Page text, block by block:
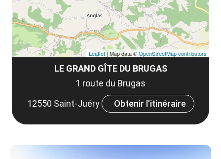
LE GRAND GÎTE DU BRUGAS
1 route du Brugas
12550 Saint-Juéry
Obtenir l'itinéraire
Leaflet | Map data ©OpenStreetMap contributors